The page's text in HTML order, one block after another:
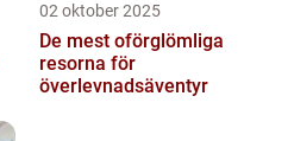
02 oktober 2025
De mest oförglömliga
resorna för
överlevnadsäventyr